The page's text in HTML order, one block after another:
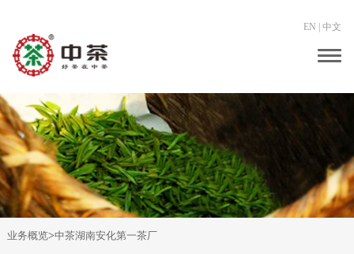
EN 中文
业务概览>中茶湖南安化第一茶厂